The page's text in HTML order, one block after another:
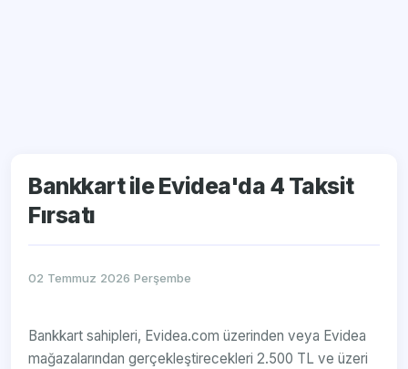
Bankkart ile Evidea'da 4 Taksit
Fırsatı
02 Temmuz 2026 Perşembe
Bankkart sahipleri, Evidea.com üzerinden veya Evidea
mağazalarından gerçekleştirecekleri 2.500 TL ve üzeri